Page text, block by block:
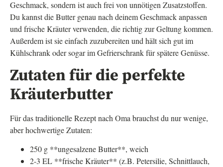
Geschmack, sondern ist auch frei von unnötigen Zusatzstoffen.
Du kannst die Butter genau nach deinem Geschmack anpassen
und frische Kräuter verwenden, die richtig zur Geltung kommen.
Außerdem ist sie einfach zuzubereiten und hält sich gut im
Kühlschrank oder sogar im Gefrierschrank für spätere Genüsse.
Zutaten für die perfekte
Kräuterbutter
Für das traditionelle Rezept nach Oma brauchst du nur wenige,
aber hochwertige Zutaten:
250 g **ungesalzene Butter**, weich
2-3 EL **frische Kräuter** (z.B. Petersilie, Schnittlauch,